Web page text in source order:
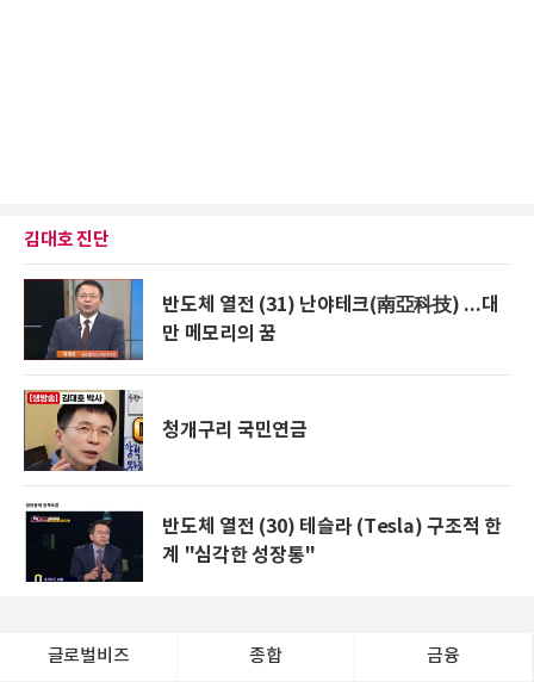
김대호 진단
반도체 열전 (31) 난야테크(南亞科技) ...대
만 메모리의 꿈
청개구리 국민연금
반도체 열전 (30) 테슬라 (Tesla) 구조적 한
계 "심각한 성장통"
글로벌비즈 종합 금융